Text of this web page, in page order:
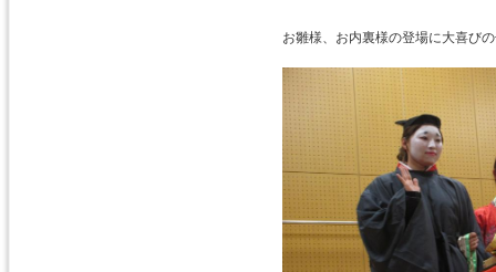
お雛様、お内裏様の登場に大喜び